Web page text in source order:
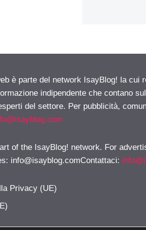
è parte del network IsayBlog! la cui
indipendente che contano
del settore. Per pubblicità,
of the IsayBlog! network. For
info@isayblog.comContattaci:
Privacy (UE)